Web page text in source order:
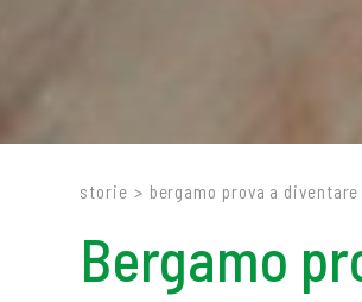
storie > bergamo prova a
Bergamo